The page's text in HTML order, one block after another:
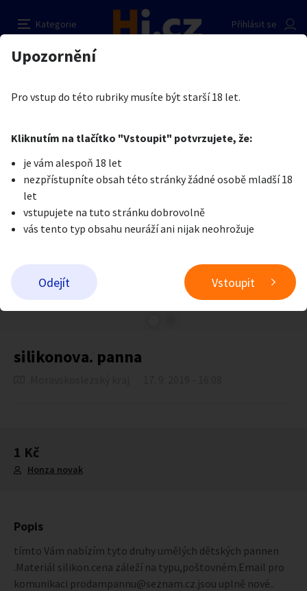
Kategorie
Přihlásit se
Auto-moto
Reality a bydlení Seznamka
Zvířata
Stroje a nářadí PC a elektro Sport a hobby
Sběratelství
Přidat inzerát
Erotika Erotické zboží
Je nám líto, ale tenhle inzerát již není aktuální.
silikonova. panna
1 Kč
Honza novak
Popis
tímto Vám nabízím tyto druhy umělých dětských pannen
.Materiál silikon.cena záleží na typu,poštovném.Email pro
komunikaci prodampannu@seznam.cz.jsou uplně nové..
silikonova. panna
Prodávající
Pošlete uživateli zprávu
Nahlásit inzerát
Upozornění
Pro vstup do této rubriky musíte být starší 18 let.
Kliknutím na tlačítko "Vstoupit" potvrzujete, že:
je vám alespoň 18 let
nezpřístupníte obsah této stránky žádné osobě mladší 18
let
vstupujete na tuto stránku dobrovolně
vás tento typ obsahu neuráží ani nijak neohrožuje
Odejít Vstoupit